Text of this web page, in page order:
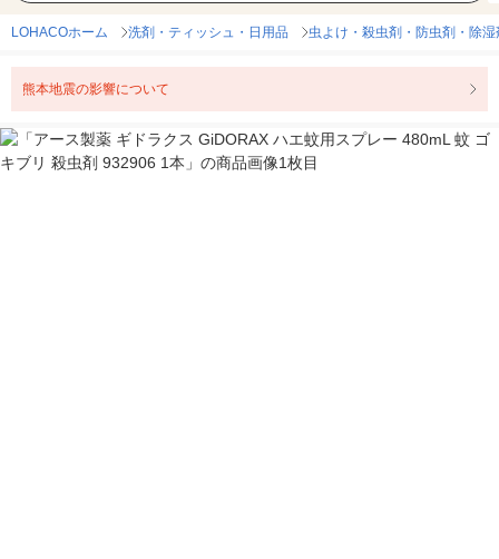
LOHACOホーム 洗剤・ティッシュ・日用品 虫よけ・殺虫剤・防虫剤・除湿
熊本地震の影響について